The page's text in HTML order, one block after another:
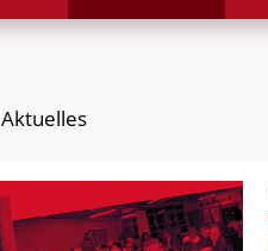
Aktuelles